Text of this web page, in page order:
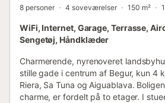
8 personer 4 soveværelser 150 m²
WiFi, Internet, Garage, Terrasse,
Sengetøj, Håndklæder
Charmerende, nyrenoveret
stille gade i centrum af Begur, kun 4
Riera, Sa Tuna og Aiguablava.
charme, er fordelt på to etager. I